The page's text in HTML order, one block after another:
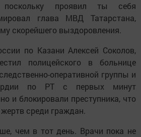
поскольку проявил ты себя
глава МВД Татарстана,
скорейшего выздоровления.
по Казани Алексей Соколов,
полицейского в больнице
оперативной группы и
по РТ с первых минут
и блокировали преступника, что
среди граждан.
чем в тот день. Врачи пока не